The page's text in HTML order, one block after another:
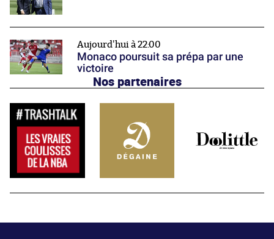
Aujourd'hui à 22:00
Monaco poursuit sa prépa par une
victoire
Nos partenaires